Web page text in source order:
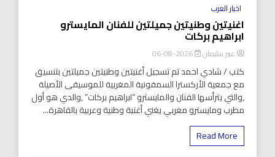
اخبار العرب
اغنيتين وطنيتين جميلتين للفنان المايسترو
ابراهيم بركات
عبير سليمان 2026-08-06
كتب / شادي احمد تم تسجيل أغنيتين وطنيتين جميلتين بتنسيق
مع جمعية الأركسترا السمفونية المغربية للموسيقى الأصيلة
,والتي يترأسها الفنان والمايسترو “ابراهيم بركات” ,والدي هو أول
مطرب ومايسترو مغربي يغني أغنية وطنية وعربية بالقاهرة...
Read More